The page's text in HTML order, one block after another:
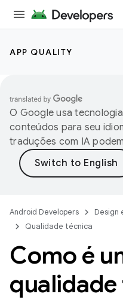
APP QUALITY
O Google usa
conteúdos para seu
traduções com IA
Android Developers Design
Qualidade técnica
Como é